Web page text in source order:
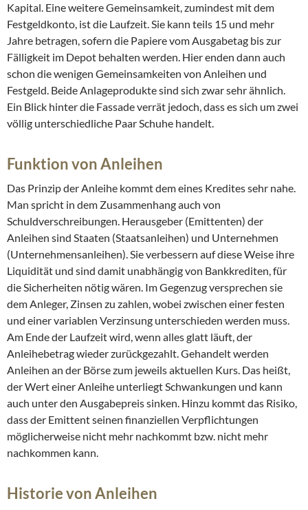
Kapital. Eine weitere Gemeinsamkeit, zumindest mit dem
Festgeldkonto, ist die Laufzeit. Sie kann teils 15 und mehr
Jahre betragen, sofern die Papiere vom Ausgabetag bis zur
Fälligkeit im Depot behalten werden. Hier enden dann auch
schon die wenigen Gemeinsamkeiten von Anleihen und
Festgeld. Beide Anlageprodukte sind sich zwar sehr ähnlich.
Ein Blick hinter die Fassade verrät jedoch, dass es sich um zwei
völlig unterschiedliche Paar Schuhe handelt.
Funktion von Anleihen
Das Prinzip der Anleihe kommt dem eines Kredites sehr nahe.
Man spricht in dem Zusammenhang auch von
Schuldverschreibungen. Herausgeber (Emittenten) der
Anleihen sind Staaten (Staatsanleihen) und Unternehmen
(Unternehmensanleihen). Sie verbessern auf diese Weise ihre
Liquidität und sind damit unabhängig von Bankkrediten, für
die Sicherheiten nötig wären. Im Gegenzug versprechen sie
dem Anleger, Zinsen zu zahlen, wobei zwischen einer festen
und einer variablen Verzinsung unterschieden werden muss.
Am Ende der Laufzeit wird, wenn alles glatt läuft, der
Anleihebetrag wieder zurückgezahlt. Gehandelt werden
Anleihen an der Börse zum jeweils aktuellen Kurs. Das heißt,
der Wert einer Anleihe unterliegt Schwankungen und kann
auch unter den Ausgabepreis sinken. Hinzu kommt das Risiko,
dass der Emittent seinen finanziellen Verpflichtungen
möglicherweise nicht mehr nachkommt bzw. nicht mehr
nachkommen kann.
Historie von Anleihen